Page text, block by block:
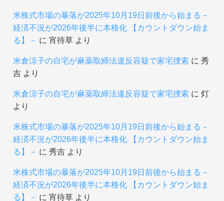
米株式市場の暴落が2025年10月19日前後から始まる－
経済不況が2026年後半に本格化 【カウントダウン始ま
る】－ に 宵待草より
米倉涼子の自宅が麻薬取締法違反容疑で家宅捜索 に 秀
吉より
米倉涼子の自宅が麻薬取締法違反容疑で家宅捜索 に 灯
より
米株式市場の暴落が2025年10月19日前後から始まる－
経済不況が2026年後半に本格化 【カウントダウン始ま
る】－ に 秀吉より
米株式市場の暴落が2025年10月19日前後から始まる－
経済不況が2026年後半に本格化 【カウントダウン始ま
る】－ に 宵待草より